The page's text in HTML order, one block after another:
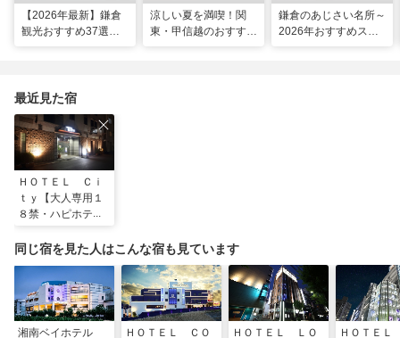
【2026年最新】鎌倉
観光おすすめ37選！
涼しい夏を満喫！関
東・甲信越のおすすめ
鎌倉のあじさい名所～
2026年おすすめスポ
最近見た宿
ＨＯＴＥＬ Ｃｉ
ｔｙ【大人専用１
８禁・ハピホテ提
同じ宿を見た人はこんな宿も見ています
湘南ベイホテル
ＨＯＴＥＬ ＣＯ
ＨＯＴＥＬ ＬＯ
ＨＯＴＥ